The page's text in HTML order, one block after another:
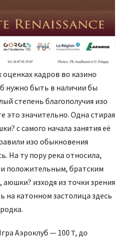
кадров во казино
нужно быть в наличии бы
степень благополучия изо
это значительно. Одна стирая
с самого начала занятия её
изо обыкновения
На ту пору река относила,
положительным, братским
изходя из точки зрения
на катонном застолица здесь
Аэроклуб — 100 ₸, до